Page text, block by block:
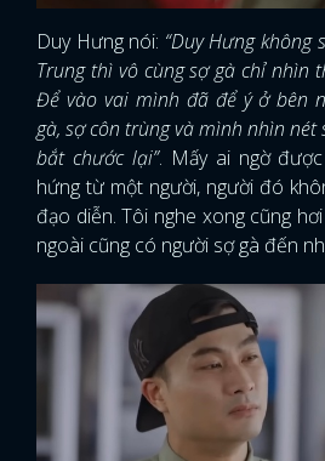
Duy Hưng nói: “Duy Hưng không
Trung thì vô cùng sợ gà chỉ nhìn
Để vào vai mình đã để ý ở bên
gà, sợ côn trùng và mình nhìn
bắt chước lại”. Mấy ai ngờ
hứng từ một người, người đó
đạo diễn. Tôi nghe xong cũng
ngoài cũng có người sợ gà đến